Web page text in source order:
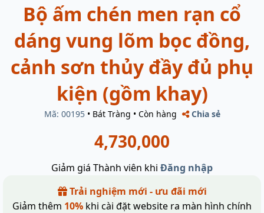
Bộ ấm chén men rạn cổ
dáng vung lõm bọc đồng,
cảnh sơn thủy đầy đủ phụ
kiện (gồm khay)
Mã: 00195 • Bát Tràng • Còn hàng Chia sẻ
4,730,000
Giảm giá Thành viên khi Đăng nhập
Trải nghiệm mới - ưu đãi mới
Giảm thêm 10% khi cài đặt website ra màn hình chính